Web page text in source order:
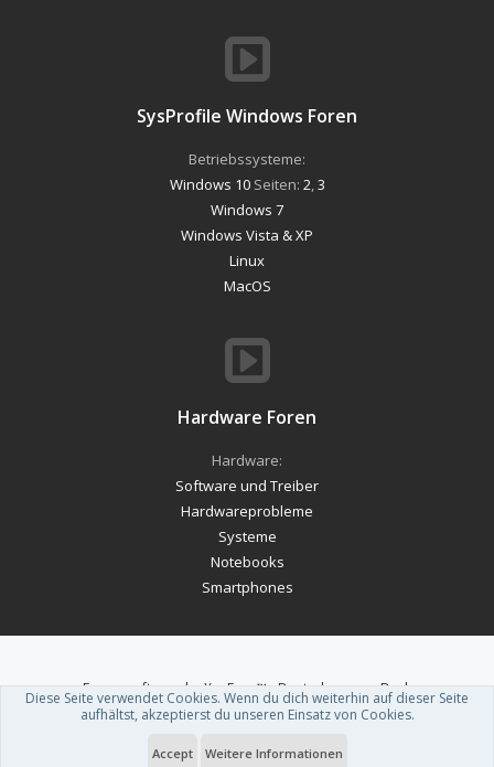
SysProfile Windows Foren
Betriebssysteme:
Windows 10Seiten: 2 3
Windows 7
Windows Vista & XP
Linux
MacOS
Hardware Foren
Hardware:
Software und Treiber
Hardwareprobleme
Systeme
Notebooks
Smartphones
Forum software by XenForo™-Deutsch von xenDach
Theme designed byThemeHouse .
Diese Seite verwendet Cookies. Wenn du dich weiterhin auf dieser Seite
aufhältst, akzeptierst du unseren Einsatz von Cookies.
Accept Weitere Informationen